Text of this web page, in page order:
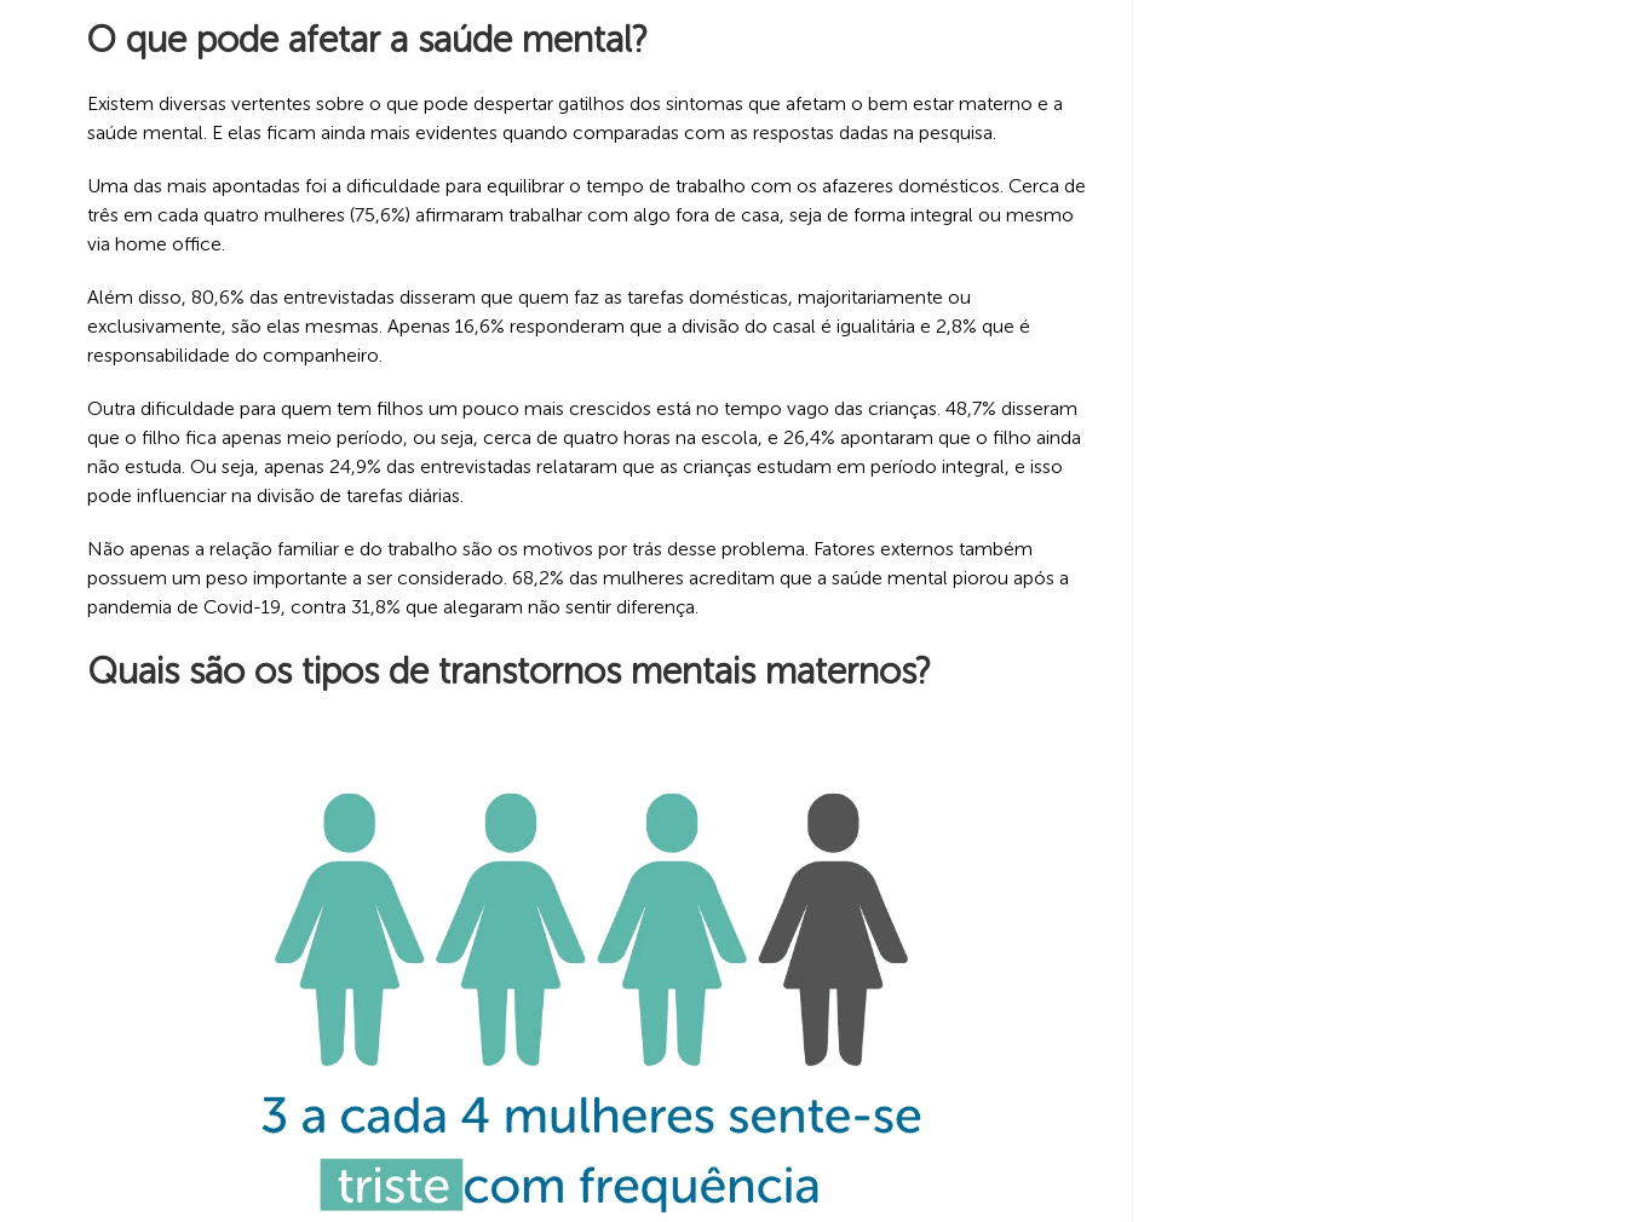
O que pode afetar a saúde mental?
Existem diversas vertentes sobre o que pode despertar gatilhos dos sintomas que afetam o bem estar materno e a
saúde mental. E elas ficam ainda mais evidentes quando comparadas com as respostas dadas na pesquisa.
Uma das mais apontadas foi a dificuldade para equilibrar o tempo de trabalho com os afazeres domésticos. Cerca de
três em cada quatro mulheres (75,6%) afirmaram trabalhar com algo fora de casa, seja de forma integral ou mesmo
via home office.
Além disso, 80,6% das entrevistadas disseram que quem faz as tarefas domésticas, majoritariamente ou
exclusivamente, são elas mesmas. Apenas 16,6% responderam que a divisão do casal é igualitária e 2,8% que é
responsabilidade do companheiro.
Outra dificuldade para quem tem filhos um pouco mais crescidos está no tempo vago das crianças. 48,7% disseram
que o filho fica apenas meio período, ou seja, cerca de quatro horas na escola, e 26,4% apontaram que o filho ainda
não estuda. Ou seja, apenas 24,9% das entrevistadas relataram que as crianças estudam em período integral, e isso
pode influenciar na divisão de tarefas diárias.
Não apenas a relação familiar e do trabalho são os motivos por trás desse problema. Fatores externos também
possuem um peso importante a ser considerado. 68,2% das mulheres acreditam que a saúde mental piorou após a
pandemia de Covid-19, contra 31,8% que alegaram não sentir diferença.
Quais são os tipos de transtornos mentais maternos?